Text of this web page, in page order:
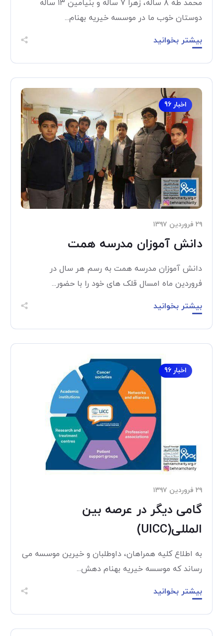
محمد طه ۸ ساله، زهرا ۷ ساله و بنیامین ۱۳ ساله
دوستان خوب ما در موسسه خیریه بهنام...
بیشتر بخوانید
اخبار 96
۲۹ فروردین ۱۳۹۷
دانش آموزان مدرسه همت
دانش آموزان مدرسه همت به رسم هر سال در
فروردین ماه امسال قلک های خود را با حضور...
بیشتر بخوانید
اخبار 96
۲۹ فروردین ۱۳۹۷
گامی دیگر در عرصه بین
المللی(UICC)
به اطلاع کلیه همراهان، داوطلبان و خیرین موسسه می
رساند که موسسه خیریه بهنام دهش...
بیشتر بخوانید